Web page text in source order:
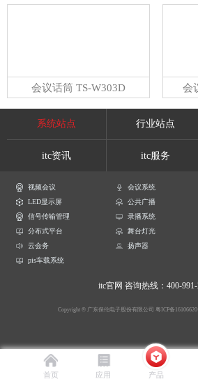
会议话筒 TS-W303D 会
系统站点 行业站点
itc资讯 itc服务
视频会议 会议系统
LED显示屏
公共广播
信号传输管理
录播系统
分布式平台
舞台灯光
云会务
扬声器
pis车载系统
itc官网 咨询热线：400-
Copyright © 广东保伦电子股份有限公司 粤ICP备16106620
首页 应用 产品